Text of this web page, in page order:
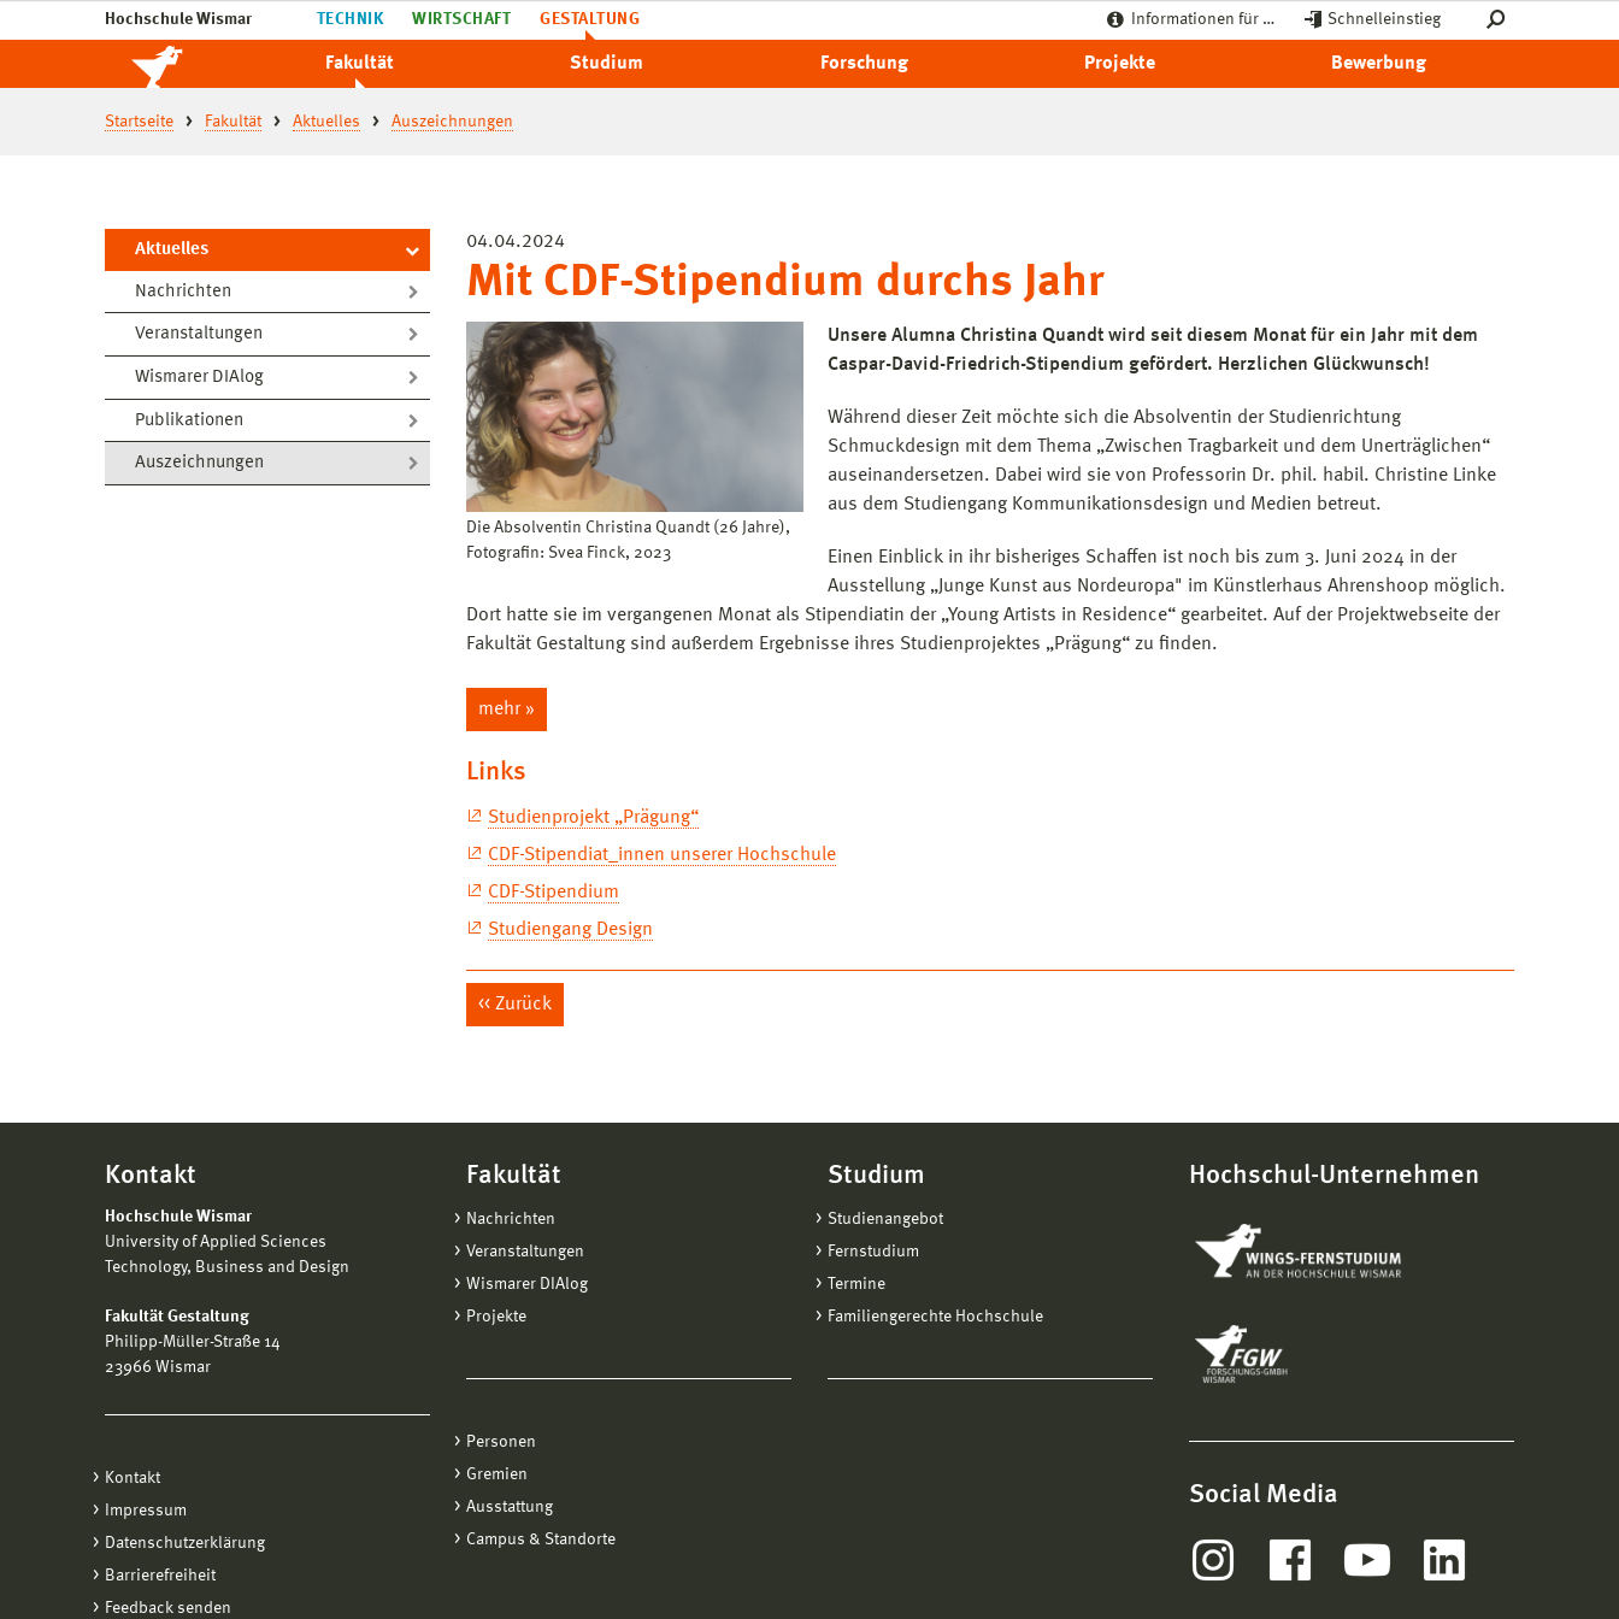
Hochschule Wismar TECHNIK WIRTSCHAFT GESTALTUNG Informationen für … Schnelleinstieg
Fakultät Studium Forschung Projekte Bewerbung
Startseite Fakultät Aktuelles Auszeichnungen
Aktuelles
Nachrichten
Veranstaltungen
Wismarer DIAlog
Publikationen
Auszeichnungen
04.04.2024
Mit CDF-Stipendium durchs Jahr
Die Absolventin Christina Quandt (26 Jahre),
Fotografin: Svea Finck, 2023
Unsere Alumna Christina Quandt wird seit diesem Monat für ein Jahr mit dem
Caspar-David-Friedrich-Stipendium gefördert. Herzlichen Glückwunsch!
Während dieser Zeit möchte sich die Absolventin der Studienrichtung
Schmuckdesign mit dem Thema „Zwischen Tragbarkeit und dem Unerträglichen“
auseinandersetzen. Dabei wird sie von Professorin Dr. phil. habil. Christine Linke
aus dem Studiengang Kommunikationsdesign und Medien betreut.
Einen Einblick in ihr bisheriges Schaffen ist noch bis zum 3. Juni 2024 in der
Ausstellung „Junge Kunst aus Nordeuropa" im Künstlerhaus Ahrenshoop möglich.
Dort hatte sie im vergangenen Monat als Stipendiatin der „Young Artists in Residence“ gearbeitet. Auf der Projektwebseite der
Fakultät Gestaltung sind außerdem Ergebnisse ihres Studienprojektes „Prägung“ zu finden.
mehr »
Links
Studienprojekt „Prägung“
CDF-Stipendiat_innen unserer Hochschule
CDF-Stipendium
Studiengang Design
Zurück
Kontakt
Hochschule Wismar
University of Applied Sciences
Technology, Business and Design
Fakultät Gestaltung
Philipp-Müller-Straße 14
23966 Wismar
Kontakt
Impressum
Datenschutzerklärung
Barrierefreiheit
Feedback senden
Fakultät
Nachrichten
Veranstaltungen
Wismarer DIAlog
Projekte
Personen
Gremien
Ausstattung
Campus & Standorte
Studium
Studienangebot
Fernstudium
Termine
Familiengerechte Hochschule
Hochschul-Unternehmen
Social Media